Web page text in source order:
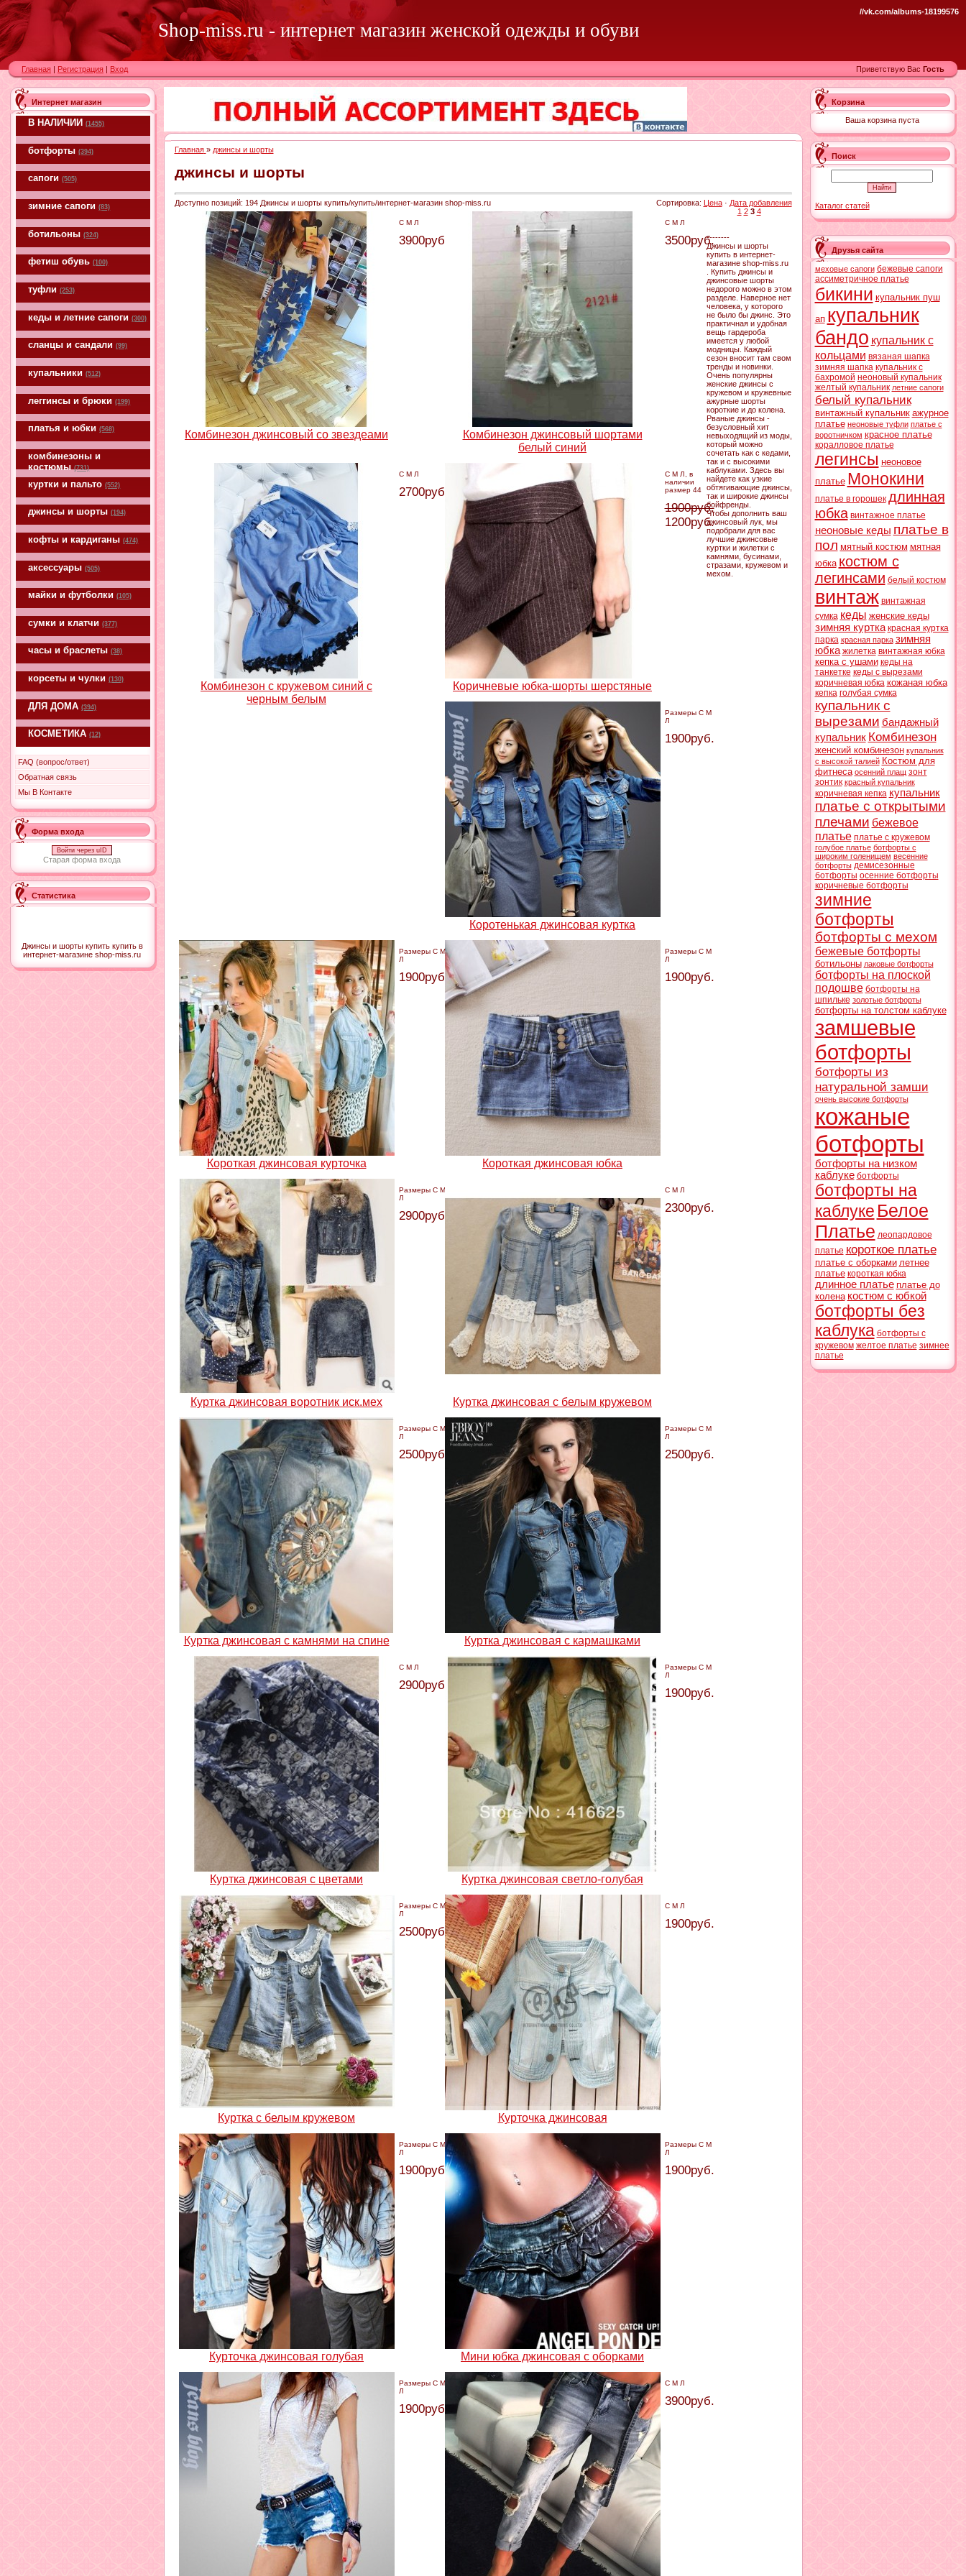
Shop-miss.ru - интернет магазин женской одежды и обуви
//vk.com/albums-18199576
Главная | Регистрация | Вход Приветствую Вас Гость
Интернет магазин
В НАЛИЧИИ(1455)
ботфорты(394)
сапоги(505)
зимние сапоги(83)
ботильоны(324)
фетиш обувь(100)
туфли(253)
кеды и летние сапоги(300)
сланцы и сандали(99)
купальники(512)
леггинсы и брюки(199)
платья и юбки(568)
комбинезоны и
костюмы(731)
куртки и пальто(552)
джинсы и шорты(194)
кофты и кардиганы(474)
аксессуары(505)
майки и футболки(105)
сумки и клатчи(377)
часы и браслеты(38)
корсеты и чулки(130)
ДЛЯ ДОМА(394)
КОСМЕТИКА(12)
FAQ (вопрос/ответ)
Обратная связь
Мы В Контакте
Форма входа
Войти через uID
Старая форма входа
Статистика
Джинсы и шорты купить купить в
интернет-магазине shop-miss.ru
Главная » джинсы и шорты
джинсы и шорты
Доступно позиций: 194Джинсы и шорты купить/купить/интернет-магазин shop-miss.ru Сортировка: Цена· Дата добавления
Комбинезон джинсовый со звездеами
С М Л
3900руб.
Комбинезон джинсовый шортами
белый синий
С М Л
3500руб.
Комбинезон с кружевом синий с
черным белым
С М Л
2700руб.
Коричневые юбка-шорты шерстяные
С М Л, в
наличии
размер 44
1900руб.
1200руб.
Коротенькая джинсовая куртка
Размеры С М
Л
1900руб.
Короткая джинсовая курточка
Размеры С М
Л
1900руб.
Короткая джинсовая юбка
Размеры С М
Л
1900руб.
Куртка джинсовая воротник иск.мех
Размеры С М
Л
2900руб.
Куртка джинсовая с белым кружевом
С М Л
2300руб.
Куртка джинсовая с камнями на спине
Размеры С М
Л
2500руб.
Куртка джинсовая с кармашками
Размеры С М
Л
2500руб.
Куртка джинсовая с цветами
С М Л
2900руб.
Куртка джинсовая светло-голубая
Размеры С М
Л
1900руб.
Куртка с белым кружевом
Размеры С М
Л
2500руб.
Курточка джинсовая
С М Л
1900руб.
Курточка джинсовая голубая
Размеры С М
Л
1900руб.
Мини юбка джинсовая с оборками
Размеры С М
Л
1900руб.
Размеры С М
Л
1900руб.
С М Л
3900руб.
1 2 3 4
--------
Джинсы и шорты
купить в интернет-
магазине shop-miss.ru
. Купить джинсы и
джинсовые шорты
недорого можно в этом
разделе. Наверное нет
человека, у которого
не было бы джинс. Это
практичная и удобная
вещь гардероба
имеется у любой
модницы. Каждый
сезон вносит там свом
тренды и новинки.
Очень популярны
женские джинсы с
кружевом и кружевные
ажурные шорты
короткие и до колена.
Рваные джинсы -
безусловный хит
невыходящий из моды,
который можно
сочетать как с кедами,
так и с высокими
каблуками. Здесь вы
найдете как узкие
обтягивающие джинсы,
так и широкие джинсы
бойфренды.
Чтобы дополнить ваш
джинсовый лук, мы
подобрали для вас
лучшие джинсовые
куртки и жилетки с
камнями, бусинами,
стразами, кружевом и
мехом.
Корзина
Ваша корзина пуста
Поиск
Каталог статей
Друзья сайта
меховые сапоги бежевые сапоги
ассиметричное платье
бикини купальник пуш
ап купальник
бандо купальник с
кольцами вязаная шапка
зимняя шапка купальник с
бахромой неоновый купальник
желтый купальник летние сапоги
белый купальник
винтажный купальник ажурное
платье неоновые туфли платье с
воротничком красное платье
коралловое платье
легинсы неоновое
платье Монокини
платье в горошек длинная
юбка винтажное платье
неоновые кеды платье в
пол мятный костюм мятная
юбка костюм с
легинсами белый костюм
винтаж винтажная
сумка кеды женские кеды
зимняя куртка красная куртка
парка красная парка зимняя
юбка жилетка винтажная юбка
кепка с ушами кеды на
танкетке кеды с вырезами
коричневая юбка кожаная юбка
кепка голубая сумка
купальник с
вырезами бандажный
купальник Комбинезон
женский комбинезон купальник
с высокой талией Костюм для
фитнеса осенний плащ зонт
зонтик красный купальник
коричневая кепка купальник
платье с открытыми
плечами бежевое
платье платье с кружевом
голубое платье ботфорты с
широким голенищем весенние
ботфорты демисезонные
ботфорты осенние ботфорты
коричневые ботфорты
зимние
ботфорты
ботфорты с мехом
бежевые ботфорты
ботильоны лаковые ботфорты
ботфорты на плоской
подошве ботфорты на
шпильке золотые ботфорты
ботфорты на толстом каблуке
замшевые
ботфорты
ботфорты из
натуральной замши
очень высокие ботфорты
кожаные
ботфорты
ботфорты на низком
каблуке ботфорты
ботфорты на
каблуке Белое
Платье леопардовое
платье короткое платье
платье с оборками летнее
платье короткая юбка
длинное платье платье до
колена костюм с юбкой
ботфорты без
каблука ботфорты с
кружевом желтое платье зимнее
платье